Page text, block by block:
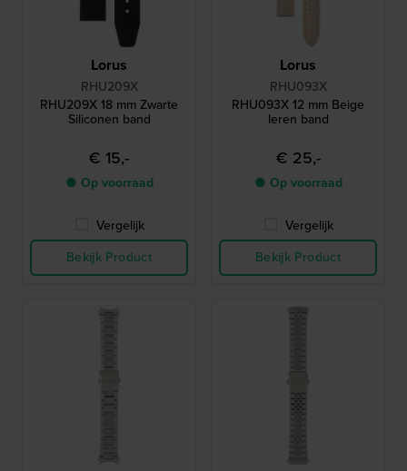
Lorus
RHU209X
RHU209X 18 mm Zwarte
Siliconen band
€ 15,-
● Op voorraad
Vergelijk
Bekijk Product
Lorus
RHU093X
RHU093X 12 mm Beige
leren band
€ 25,-
● Op voorraad
Vergelijk
Bekijk Product